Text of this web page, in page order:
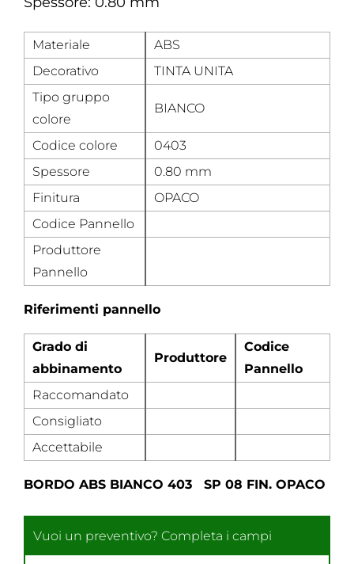
Materiale
ABS
Decorativo
TINTA UNITA
Tipo gruppo
colore
BIANCO
Codice colore
0403
Spessore
0.80 mm
Finitura
OPACO
Codice Pannello
Produttore
Pannello
Riferimenti pannello
Grado di
abbinamento
Produttore
Codice
Pannello
Raccomandato
Consigliato
Accettabile
BORDO ABS BIANCO 403 SP 08 FIN. OPACO